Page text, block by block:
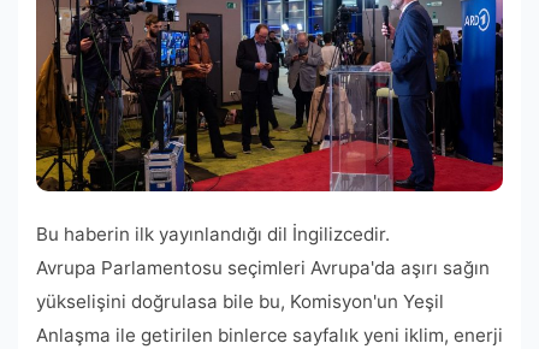
Bu haberin ilk yayınlandığı dil İngilizcedir.
Avrupa Parlamentosu seçimleri Avrupa'da aşırı sağın
yükselişini doğrulasa bile bu, Komisyon'un Yeşil
Anlaşma ile getirilen binlerce sayfalık yeni iklim, enerji